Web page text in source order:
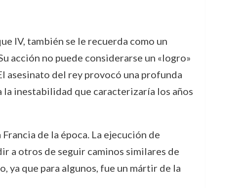
IV, también se le recuerda como un
acción no puede considerarse un «logro»
asesinato del rey provocó una profunda
inestabilidad que caracterizaría los años
de la época. La ejecución de
a otros de seguir caminos similares de
que para algunos, fue un mártir de la